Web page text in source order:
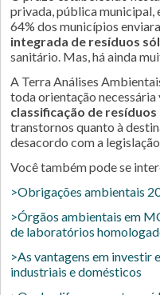
privada, pública municipal,
64% dos municípios
integrada de resíduos
sanitário. Mas, há ainda
A Terra Análises
toda orientação necessária
classificação de
transtornos quanto à
desacordo com a
Você também pode se
>Obrigações ambientais
>Órgãos ambientais em
de laboratórios
>As vantagens em investir
industriais e domésticos